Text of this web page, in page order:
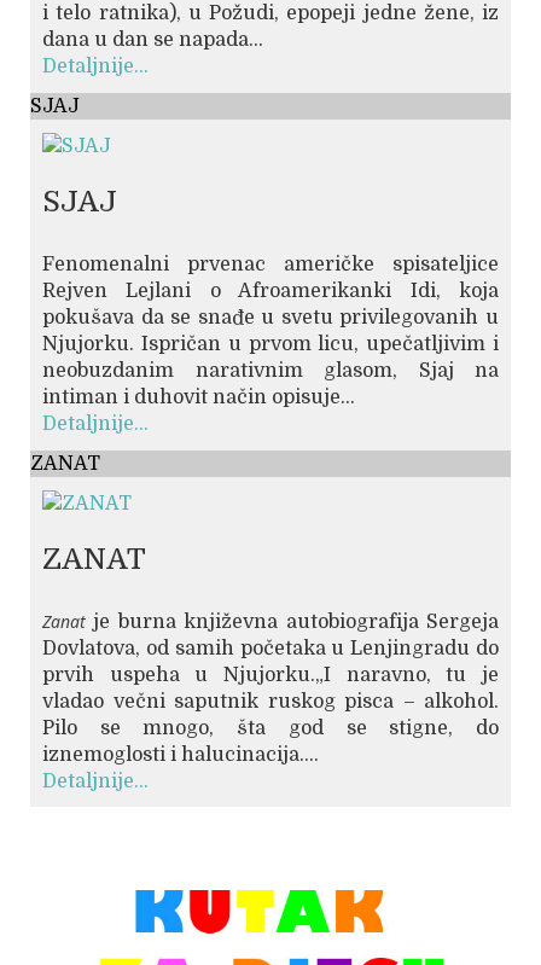
i telo ratnika), u Požudi, epopeji jedne žene, iz
dana u dan se napada...
Detaljnije...
SJAJ
SJAJ
Fenomenalni prvenac američke spisateljice
Rejven Lejlani o Afroamerikanki Idi, koja
pokušava da se snađe u svetu privilegovanih u
Njujorku. Ispričan u prvom licu, upečatljivim i
neobuzdanim narativnim glasom, Sjaj na
intiman i duhovit način opisuje...
Detaljnije...
ZANAT
ZANAT
Zanat je burna književna autobiografija Sergeja
Dovlatova, od samih početaka u Lenjingradu do
prvih uspeha u Njujorku.„I naravno, tu je
vladao večni saputnik ruskog pisca – alkohol.
Pilo se mnogo, šta god se stigne, do
iznemoglosti i halucinacija....
Detaljnije...